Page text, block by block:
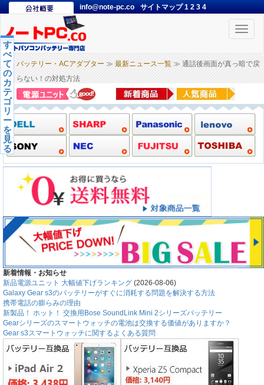
info@note-pc.co サイトマップ1 2 3 4
Toggle
バッテリー・ACアダプター ≫ 最新ニュース一覧 ≫ 通話後画面が真っ暗で戻
らない！の対処方法
す
べ
て
の
カ
テ
ゴ
リ
ー
を
見
る
新着情報・お知らせ
新品電源ユニット 大幅値下げランキング (2026-08-06)
Galaxy Gear s3のバッテリーがすぐに消耗する問題を解決する方法
携帯電話の膨らみの理由
新製品！ ホット！ 交換用Bose SoundLink Mini 2シリーズバッテリー
Gearシリーズのスマートウォッチの電池は交換する価値がありますか？
Gear s3スマートウォッチに関するよくある質問